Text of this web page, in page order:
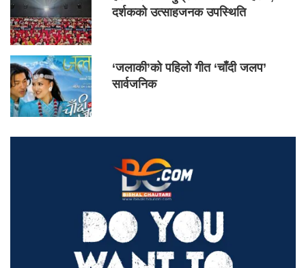
दर्शकको उत्साहजनक उपस्थिति
‘जलाकी’को पहिलो गीत ‘चाँदी जलप’
सार्वजनिक